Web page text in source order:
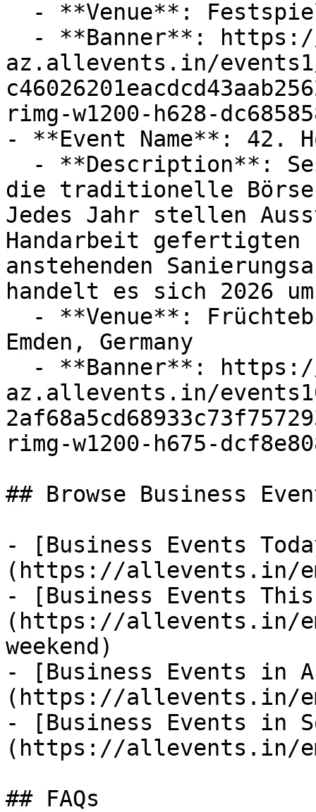
az.allevents.in/events1/
rimg-w1200-h628-
- **Event Name**: 42.
die traditionelle Börse
Jedes Jahr stellen
Handarbeit gefertigten
anstehenden
handelt es sich 2026
Emden, Germany
az.allevents.in/
rimg-w1200-h675-
## Browse Business
- [Business Events
(https://allevents.in/
- [Business Events This
(https://allevents.in/
weekend)
- [Business Events in
(https://allevents.in/
- [Business Events in
(https://allevents.in/
## FAQs